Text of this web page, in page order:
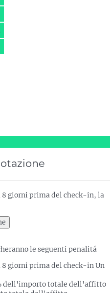
8 giorni prima del check-in, la
le seguenti penalitá
8 giorni prima del check-inUn
dell'importo totale dell'affitto